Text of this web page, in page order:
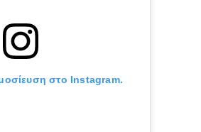
στο Instagram.